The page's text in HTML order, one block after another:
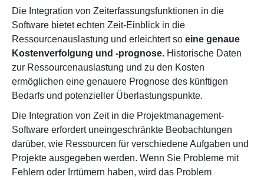
Die Integration von Zeiterfassungsfunktionen in die
Software bietet echten Zeit-Einblick in die
Ressourcenauslastung und erleichtert so eine genaue
Kostenverfolgung und -prognose. Historische Daten
zur Ressourcenauslastung und zu den Kosten
ermöglichen eine genauere Prognose des künftigen
Bedarfs und potenzieller Überlastungspunkte.
Die Integration von Zeit in die Projektmanagement-
Software erfordert uneingeschränkte Beobachtungen
darüber, wie Ressourcen für verschiedene Aufgaben und
Projekte ausgegeben werden. Wenn Sie Probleme mit
Fehlern oder Irrtümern haben, wird das Problem